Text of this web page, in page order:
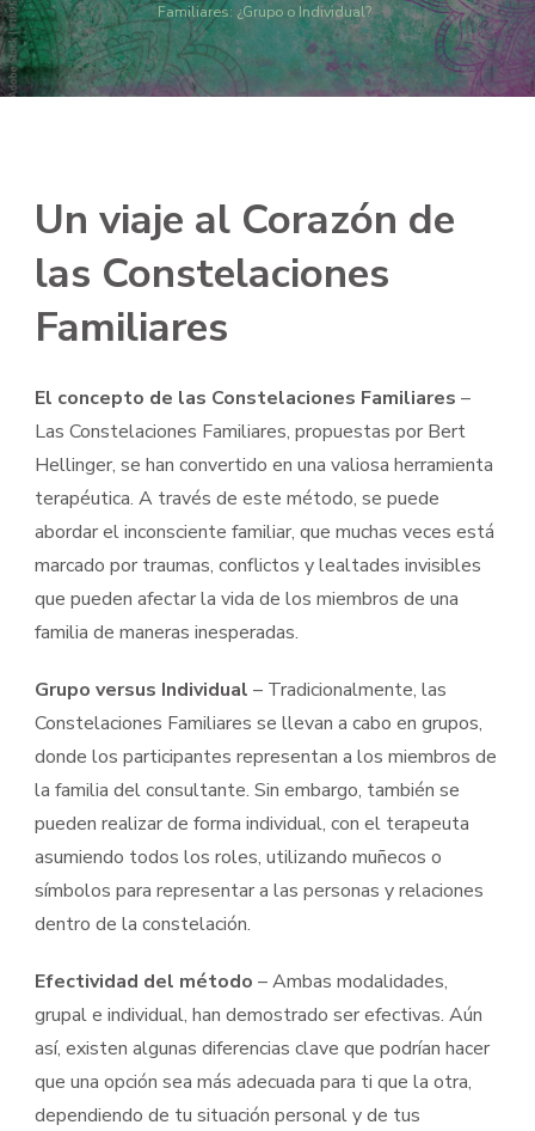
Familiares: ¿Grupo o Individual?
Un viaje al Corazón de
las Constelaciones
Familiares
El concepto de las Constelaciones Familiares –
Las Constelaciones Familiares, propuestas por Bert
Hellinger, se han convertido en una valiosa herramienta
terapéutica. A través de este método, se puede
abordar el inconsciente familiar, que muchas veces está
marcado por traumas, conflictos y lealtades invisibles
que pueden afectar la vida de los miembros de una
familia de maneras inesperadas.
Grupo versus Individual – Tradicionalmente, las
Constelaciones Familiares se llevan a cabo en grupos,
donde los participantes representan a los miembros de
la familia del consultante. Sin embargo, también se
pueden realizar de forma individual, con el terapeuta
asumiendo todos los roles, utilizando muñecos o
símbolos para representar a las personas y relaciones
dentro de la constelación.
Efectividad del método – Ambas modalidades,
grupal e individual, han demostrado ser efectivas. Aún
así, existen algunas diferencias clave que podrían hacer
que una opción sea más adecuada para ti que la otra,
dependiendo de tu situación personal y de tus